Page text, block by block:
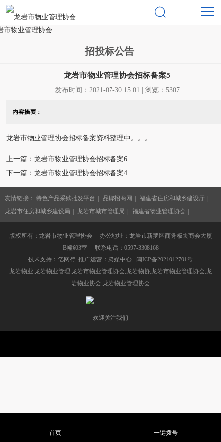

招投标公告
龙岩市物业管理协会招标备案5
发布时间：2021-07-30 15:01 | 浏览：5307
内容摘要：
龙岩市物业管理协会招标备案资料整理中。。。
上一篇：龙岩市物业管理协会招标备案6
下一篇：龙岩市物业管理协会招标备案4
友情链接： 特色产品采购批发平台 品牌招商网
福建省住房和城乡建设厅
龙岩市住房和城乡建设局
龙岩市城市管理局 福建省物业管理协会
版权所有：龙岩市物业管理协会 办公地址：龙岩市新罗区商务板块商会大厦
B幢603室 联系电话：0597-3308168
技术支持： 亿网行 推广运营： 腾媒中心
闽ICP备2021012701号
龙岩物业,龙岩物业管理,龙岩市物业管理协会,龙岩物协,龙岩市物业管理协会,龙
岩物业协会,龙岩物业管理协会
欢迎关注我们
首页 一键拨号